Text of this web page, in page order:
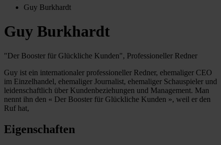
Guy Burkhardt
Guy Burkhardt
"Der Booster für Glückliche Kunden", Professioneller Redner
Guy ist ein internationaler professioneller Redner, ehemaliger CEO
im Einzelhandel, ehemaliger Journalist, ehemaliger Schauspieler und
leidenschaftlich über Kundenbeziehungen und Management. Man
nennt ihn den « Der Booster für Glückliche Kunden », weil er den
Ruf hat,
Eigenschaften